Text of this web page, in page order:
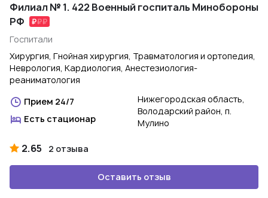
Филиал № 1. 422 Военный госпиталь Минобороны
РФ
Госпитали
Хирургия, Гнойная хирургия, Травматология и ортопедия,
Неврология, Кардиология, Анестезиология-
реаниматология
Прием 24/7
Есть стационар
Нижегородская область,
Володарский район, п.
Мулино
2.65 2 отзыва
Оставить отзыв